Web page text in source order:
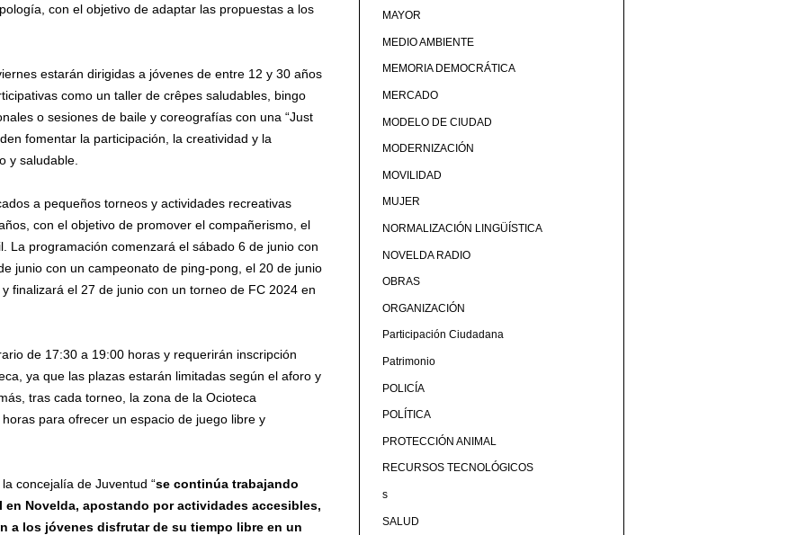
con el objetivo de adaptar las propuestas a los
estarán dirigidas a jóvenes de entre 12 y 30 años
como un taller de crêpes saludables, bingo
o sesiones de baile y coreografías con una “Just
fomentar la participación, la creatividad y la
y saludable.
a pequeños torneos y actividades recreativas
con el objetivo de promover el compañerismo, el
La programación comenzará el sábado 6 de junio con
junio con un campeonato de ping-pong, el 20 de junio
finalizará el 27 de junio con un torneo de FC 2024 en
de 17:30 a 19:00 horas y requerirán inscripción
ya que las plazas estarán limitadas según el aforo y
tras cada torneo, la zona de la Ocioteca
para ofrecer un espacio de juego libre y
concejalía de Juventud “se continúa trabajando
Novelda, apostando por actividades accesibles,
a los jóvenes disfrutar de su tiempo libre en un
MAYOR
MEDIO AMBIENTE
MEMORIA DEMOCRÁTICA
MERCADO
MODELO DE CIUDAD
MODERNIZACIÓN
MOVILIDAD
MUJER
NORMALIZACIÓN LINGÜÍSTICA
NOVELDA RADIO
OBRAS
ORGANIZACIÓN
Participación Ciudadana
Patrimonio
POLICÍA
POLÍTICA
PROTECCIÓN ANIMAL
RECURSOS TECNOLÓGICOS
s
SALUD